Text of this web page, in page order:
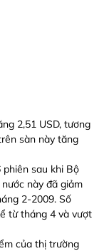
2,51 USD, tương
sàn này tăng
sau khi Bộ
này đã giảm
2-2009. Số
từ tháng 4 và vượt
của thị trường